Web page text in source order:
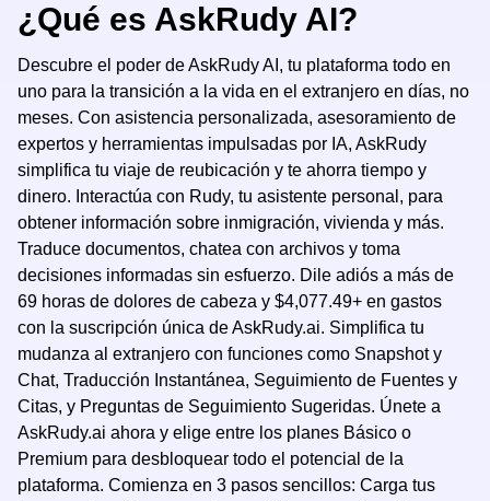
¿Qué es AskRudy AI?
Descubre el poder de AskRudy AI, tu plataforma todo en
uno para la transición a la vida en el extranjero en días, no
meses. Con asistencia personalizada, asesoramiento de
expertos y herramientas impulsadas por IA, AskRudy
simplifica tu viaje de reubicación y te ahorra tiempo y
dinero. Interactúa con Rudy, tu asistente personal, para
obtener información sobre inmigración, vivienda y más.
Traduce documentos, chatea con archivos y toma
decisiones informadas sin esfuerzo. Dile adiós a más de
69 horas de dolores de cabeza y $4,077.49+ en gastos
con la suscripción única de AskRudy.ai. Simplifica tu
mudanza al extranjero con funciones como Snapshot y
Chat, Traducción Instantánea, Seguimiento de Fuentes y
Citas, y Preguntas de Seguimiento Sugeridas. Únete a
AskRudy.ai ahora y elige entre los planes Básico o
Premium para desbloquear todo el potencial de la
plataforma. Comienza en 3 pasos sencillos: Carga tus